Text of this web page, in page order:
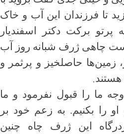
تا فرزندان این آب و خاک
پرتو برکت دکتر اسفندیار
10 سال است چاهی ژرف شبانه روز آب
زمین‌ها حاصلخیز و پرثمر و
هستند.
ما را قبول نفرمود و ما
او را بکنیم. به زعم خود بر
این ژرف چاه چنین